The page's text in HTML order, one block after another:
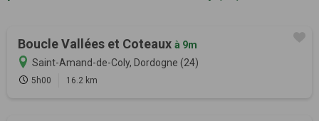
Boucle Vallées et Coteaux à 9m
Saint-Amand-de-Coly, Dordogne (24)
5h00 16.2 km